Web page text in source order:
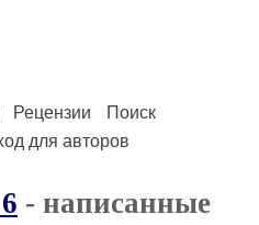
Рецензии
Поиск
для авторов
- написанные